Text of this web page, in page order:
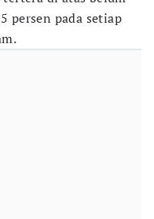
persen pada setiap